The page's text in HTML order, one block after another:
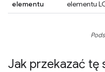
elementu
elementu
Jak przekazać tę